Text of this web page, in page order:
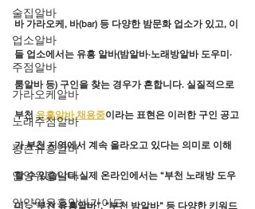
술집알바
업소알바
주점알바
가라오케알바
노래주점알바
평촌유흥알바
안양유흥알바
안양역유흥알바가이드
바 가라오케, 바(bar) 등 다양한 밤문화 업소가 있고, 이
들 업소에서는 유흥 알바(밤알바·노래방알바 도우미·
룸알바 등) 구인을 찾는 경우가 흔합니다. 실질적으로
부천 유흥알바 채용중이라는 표현은 이러한 구인 공고
가 부천 지역에서 계속 올라오고 있다는 의미로 이해
할 수 있습니다.실제 온라인에서는 “부천 노래방 도우
미”, “부천 유흥알바”, “부천 밤알바” 등 다양한 키워드